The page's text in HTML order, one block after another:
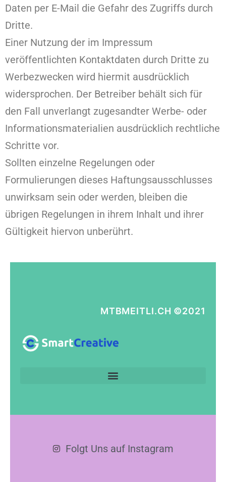
Daten per E-Mail die Gefahr des Zugriffs durch
Dritte.
Einer Nutzung der im Impressum
veröffentlichten Kontaktdaten durch Dritte zu
Werbezwecken wird hiermit ausdrücklich
widersprochen. Der Betreiber behält sich für
den Fall unverlangt zugesandter Werbe- oder
Informationsmaterialien ausdrücklich rechtliche
Schritte vor.
Sollten einzelne Regelungen oder
Formulierungen dieses Haftungsausschlusses
unwirksam sein oder werden, bleiben die
übrigen Regelungen in ihrem Inhalt und ihrer
Gültigkeit hiervon unberührt.
MTBMEITLI.CH ©2021
Folgt Uns auf Instagram